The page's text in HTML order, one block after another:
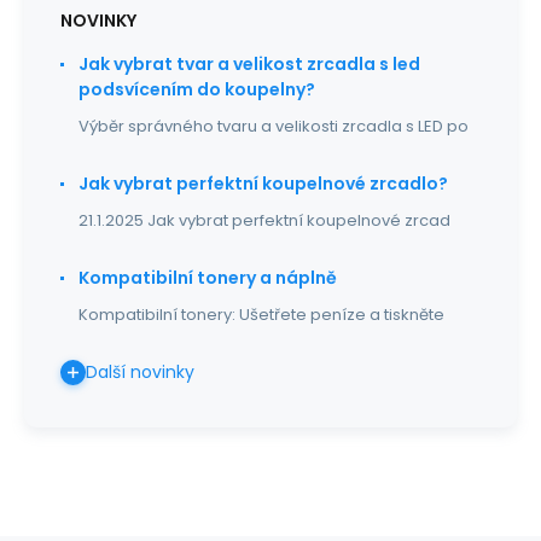
NOVINKY
Jak vybrat tvar a velikost zrcadla s led
podsvícením do koupelny?
Výběr správného tvaru a velikosti zrcadla s LED po
Jak vybrat perfektní koupelnové zrcadlo?
21.1.2025 Jak vybrat perfektní koupelnové zrcad
Kompatibilní tonery a náplně
Kompatibilní tonery: Ušetřete peníze a tiskněte
Další novinky